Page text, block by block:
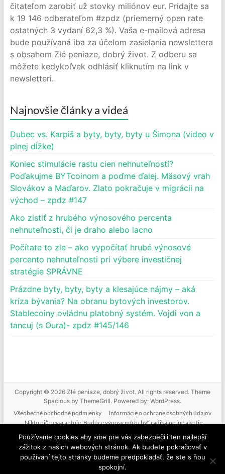
čitateľom zarobiť už stovky miliónov eur. Pridajte sa
k 19 146 odberateľom #zpdz (priemerný open rate
ostatných 3 vydaní 62,3 %). Vaša e-mailová adresa
bude používaná iba za účelom zasielania newslettera
s obsahom Zlé peniaze, dobrý život. Z odberu sa
môžete kedykoľvek odhlásiť kliknutím na link v
newsletteri.
Najnovšie články a videá
Dubec vs. Karpiš a byty, byty, byty u Šimona (video v
plnej dĺžke)
Koniec stimulácie rastu cien nehnuteľností?
Poďakujme BYTcoinom a poďme ďalej. Mäsový vrah
Slovákov a Maďarov. Zlato pokračuje v migrácii na
východ – zpdz #147
Ako zistiť z hrubého výnosového percenta
nehnuteľnosti, či je draho alebo lacno
Počítate to zle – ako vypočítať hrubé výnosové
percento nehnuteľnosti pri výbere investičnej
stratégie SPRÁVNE
Prázdne byty, byty, byty a klesajúce nájmy – aká
kríza bývania? Na obranu bytových investorov.
Stablecoiny ovládnu platobný systém. Vojdi von a
tancuj (s Oura)- zpdz #145/146
Copyright © 2026 Zlé peniaze, dobrý život. All rights reserved. Theme
Spaciousby ThemeGrill. Powered by: WordPress.
Všeobecné obchodné podmienky
Informácie o ochrane osobných údajov
Nikto nič negarantuje. Budúce výnosy môžu byť radikálne iné ako tie
na vašich ziskoch, nenesieme zodpovednosť ani za vaše straty. Poskytované
informácie nie sú investičným odporúčaním. Nič z toho, čo je na tejto stránke, v
mailoch, v produktoch alebo službách nie je žiadnou formou finančného
poradenstva. Ide o komentovanie a vzdelávanie.
Používame cookies aby sme pre vás zabezpečili ten najlepší
zážitok z našich webových stránok. Ak budete pokračovať v
používaní tejto stránky budeme predpokladať, že ste s ňou
spokojní.